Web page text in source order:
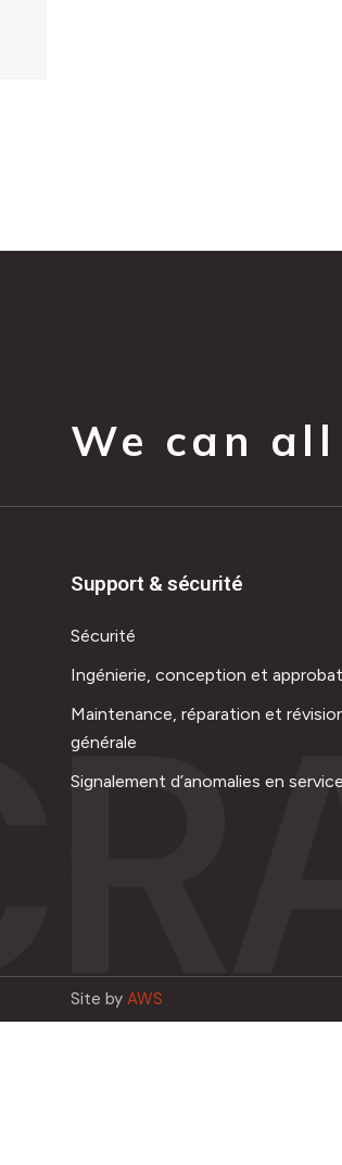
We can
Support & sécurité
Sécurité
Ingénierie, conception et
Maintenance, réparation et
générale
Signalement d’anomalies en service
Site by AWS